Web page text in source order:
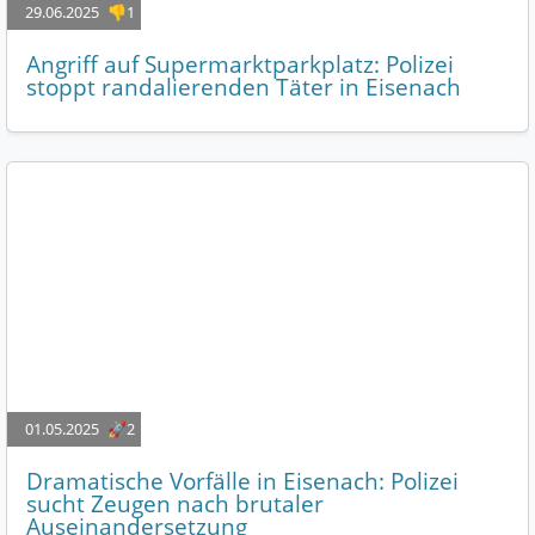
29.06.2025 👎1
Angriff auf Supermarktparkplatz: Polizei
stoppt randalierenden Täter in Eisenach
01.05.2025 🚀2
Dramatische Vorfälle in Eisenach: Polizei
sucht Zeugen nach brutaler
Auseinandersetzung